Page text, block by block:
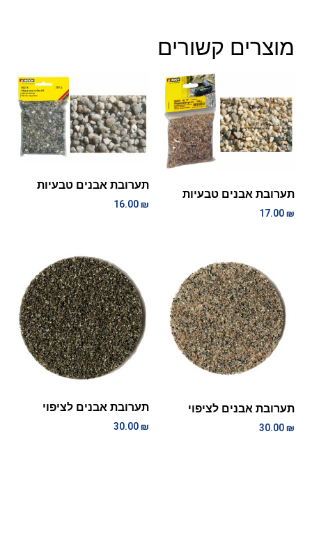
מוצרים קשורים
תערובת אבנים טבעיות
17.00₪
תערובת אבנים טבעיות
16.00₪
תערובת אבנים לציפוי
30.00₪
תערובת אבנים לציפוי
30.00₪